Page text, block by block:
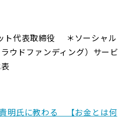
ト代表取締役 ＊ソーシャル
ウドファンディング）サービ
明氏に教わる 【お金とは何